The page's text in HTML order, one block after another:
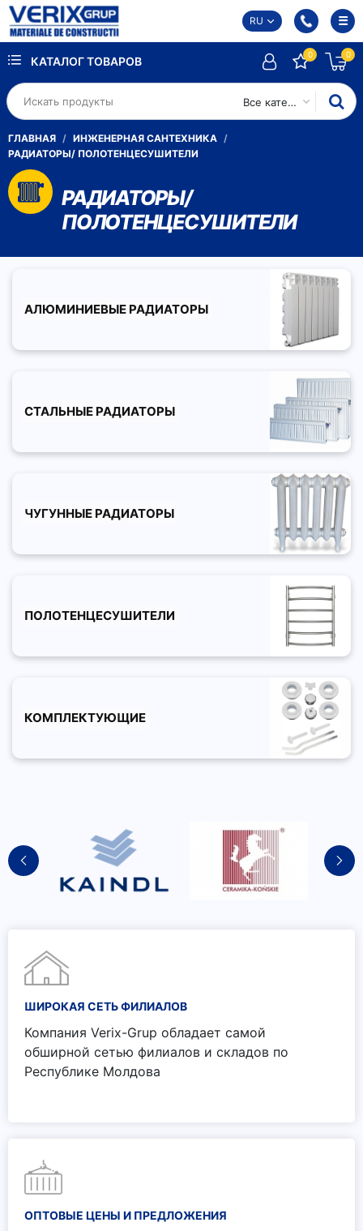
RU
КАТАЛОГ ТОВАРОВ
Все категории
0 0
ГЛАВНАЯ
ИНЖЕНЕРНАЯ САНТЕХНИКА
РАДИАТОРЫ/ ПОЛОТЕНЦЕСУШИТЕЛИ
РАДИАТОРЫ/
ПОЛОТЕНЦЕСУШИТЕЛИ
АЛЮМИНИЕВЫЕ РАДИАТОРЫ
СТАЛЬНЫЕ РАДИАТОРЫ
ЧУГУННЫЕ РАДИАТОРЫ
ПОЛОТЕНЦЕСУШИТЕЛИ
КОМПЛЕКТУЮЩИЕ
ШИРОКАЯ СЕТЬ ФИЛИАЛОВ
Компания Verix-Grup обладает самой
обширной сетью филиалов и складов по
Республике Молдова
ОПТОВЫЕ ЦЕНЫ И ПРЕДЛОЖЕНИЯ